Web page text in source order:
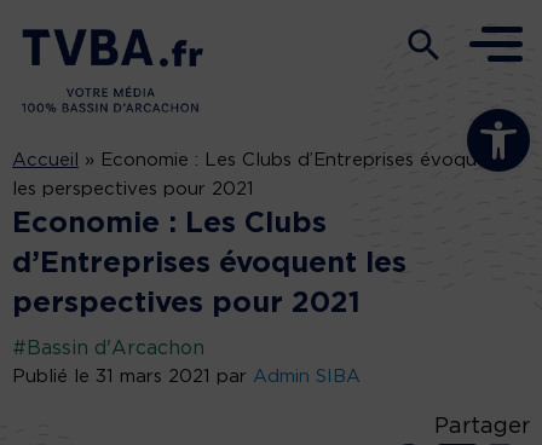
Ouvrir la
Accueil » Economie : Les Clubs d’Entreprises évoquent
les perspectives pour 2021
Economie : Les Clubs
d’Entreprises évoquent les
perspectives pour 2021
#Bassin d'Arcachon
Publié le 31 mars 2021 par Admin SIBA
Partager